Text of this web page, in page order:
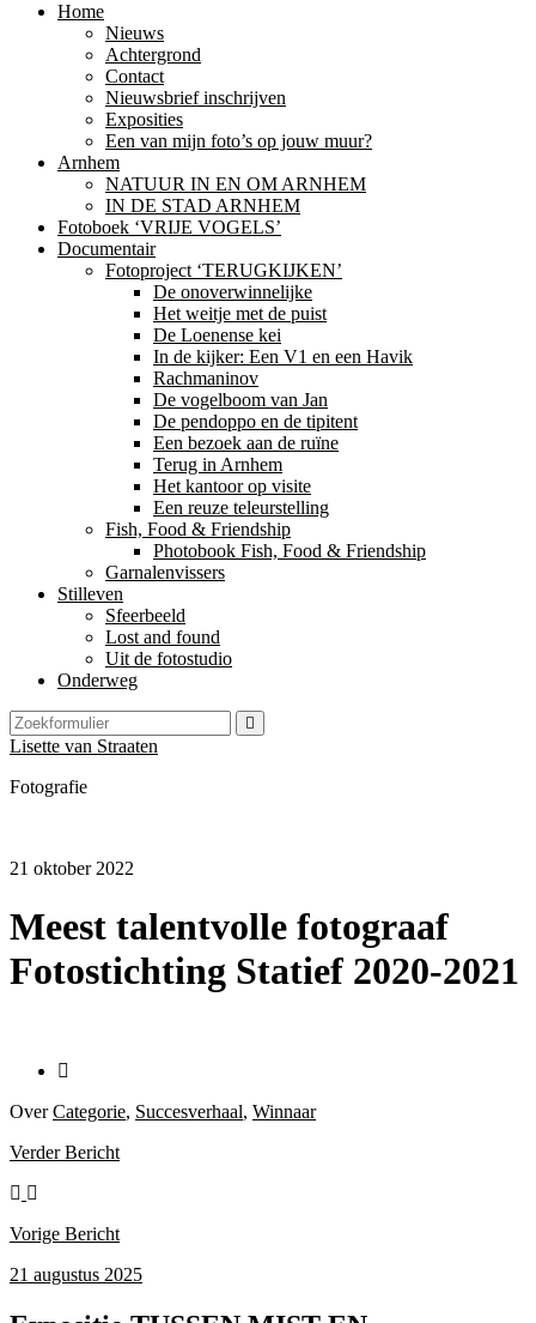
Home
Nieuws
Achtergrond
Contact
Nieuwsbrief inschrijven
Exposities
Een van mijn foto’s op jouw muur?
Arnhem
NATUUR IN EN OM ARNHEM
IN DE STAD ARNHEM
Fotoboek ‘VRIJE VOGELS’
Documentair
Fotoproject ‘TERUGKIJKEN’
De onoverwinnelijke
Het weitje met de puist
De Loenense kei
In de kijker: Een V1 en een Havik
Rachmaninov
De vogelboom van Jan
De pendoppo en de tipitent
Een bezoek aan de ruïne
Terug in Arnhem
Het kantoor op visite
Een reuze teleurstelling
Fish, Food & Friendship
Photobook Fish, Food & Friendship
Garnalenvissers
Stilleven
Sfeerbeeld
Lost and found
Uit de fotostudio
Onderweg
Zoeken
Lisette van Straaten
Fotografie
21 oktober 2022
Meest talentvolle fotograaf
Fotostichting Statief 2020-2021
OverCategorie, Succesverhaal, Winnaar
VerderBericht
Vorige Bericht
21 augustus 2025